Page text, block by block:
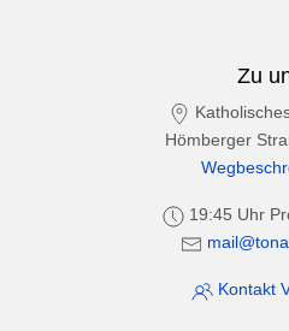
Zu
Hömberger
19:45 Uhr
Kontakt